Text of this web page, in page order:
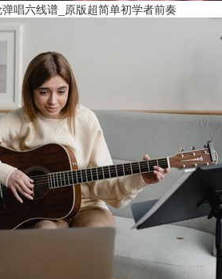
唱六线谱_原版超简单初学者前奏